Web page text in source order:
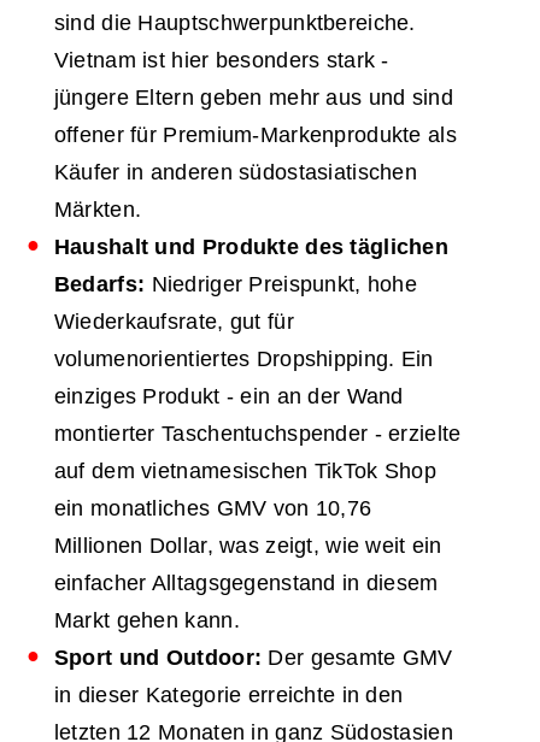
sind die Hauptschwerpunktbereiche.
Vietnam ist hier besonders stark -
jüngere Eltern geben mehr aus und sind
offener für Premium-Markenprodukte als
Käufer in anderen südostasiatischen
Märkten.
Haushalt und Produkte des täglichen
Bedarfs: Niedriger Preispunkt, hohe
Wiederkaufsrate, gut für
volumenorientiertes Dropshipping. Ein
einziges Produkt - ein an der Wand
montierter Taschentuchspender - erzielte
auf dem vietnamesischen TikTok Shop
ein monatliches GMV von 10,76
Millionen Dollar, was zeigt, wie weit ein
einfacher Alltagsgegenstand in diesem
Markt gehen kann.
Sport und Outdoor: Der gesamte GMV
in dieser Kategorie erreichte in den
letzten 12 Monaten in ganz Südostasien